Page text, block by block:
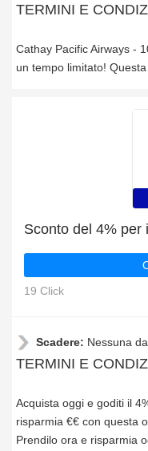
TERMINI E
Cathay Pacific Airways -
un tempo limitato!
19 Click
Scadere: Nessuna
TERMINI E
Acquista oggi e goditi il
risparmia €€ con questa
Prendilo ora e risparmia